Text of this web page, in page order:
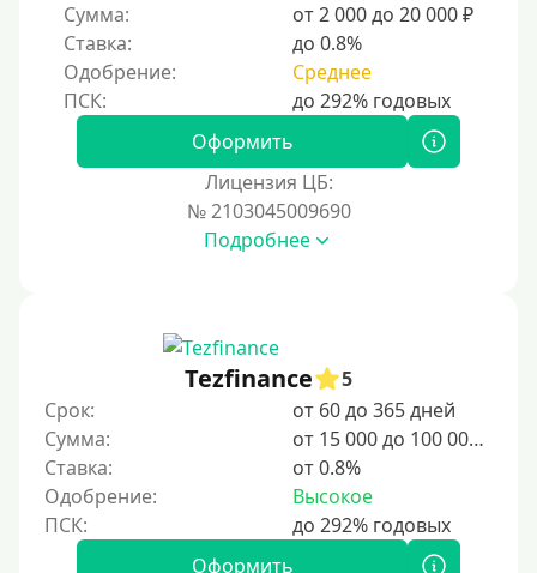
2 недели
15 дней
20 дней
30 дней без процентов
100 дней
4 месяца
5 месяцев
На полгода
Сумма:
от 2 000 до 20 000 ₽
Ставка:
до 0.8%
Одобрение:
Среднее
Оформить
Лицензия ЦБ:
№ 2103045009690
Подробнее
Tezfinance
5
Срок:
от 60 до 365 дней
Сумма:
от 15 000 до 100 000 ₽
Ставка:
от 0.8%
Одобрение:
Высокое
Оформить